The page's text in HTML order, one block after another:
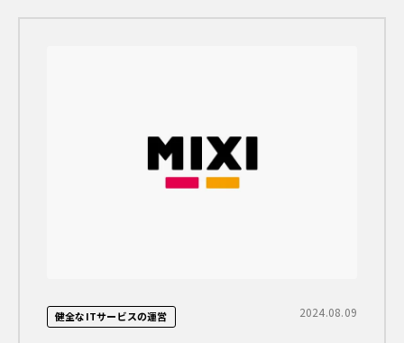
健全なITサービスの運営 2024.08.09